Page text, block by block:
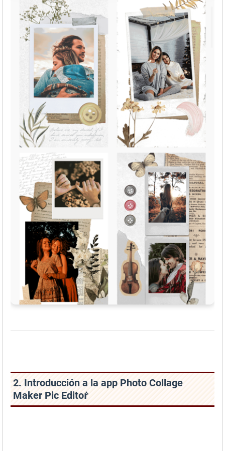
2. Introducción a la app Photo Collage
Maker Pic Editoṙ